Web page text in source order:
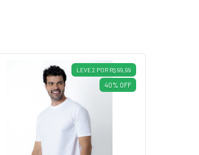
LEVE 2 POR R$ 99,99
40% OFF